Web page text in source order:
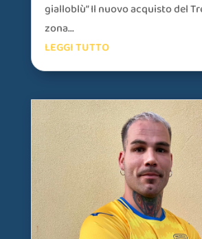
gialloblù” Il nuovo acquisto del
zona...
LEGGI TUTTO